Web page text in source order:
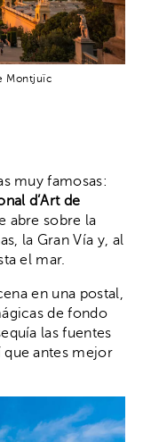
Montjuïc
muy famosas:
d’Art de
abre sobre la
la Gran Vía y, al
el mar.
en una postal,
de fondo
las fuentes
que antes mejor